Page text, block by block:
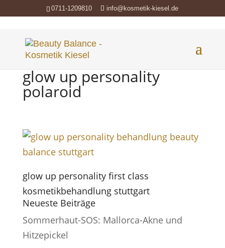
0711-1209810 info@kosmetik-kiesel.de
glow up personality
polaroid
glow up personality first class
kosmetikbehandlung stuttgart
Neueste Beiträge
Sommerhaut-SOS: Mallorca-Akne und
Hitzepickel